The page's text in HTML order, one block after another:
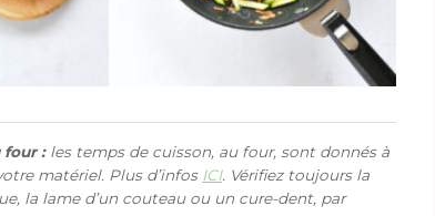
four :les temps de cuisson, au four, sont donnés à
matériel. Plus d’infos ICI. Vérifiez toujours la
la lame d’un couteau ou un cure-dent, par